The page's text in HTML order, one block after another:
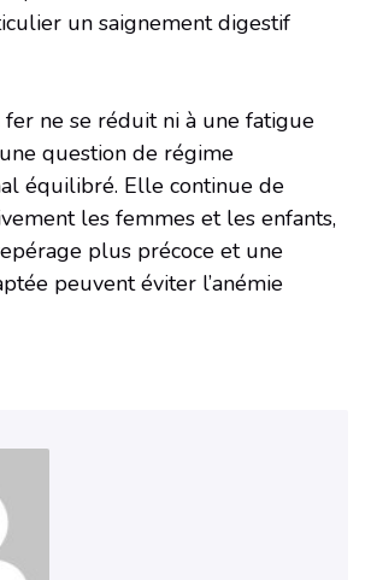
un saignement digestif
fer ne se réduit ni à une fatigue
question de régime
équilibré. Elle continue de
les femmes et les enfants,
plus précoce et une
peuvent éviter l’anémie